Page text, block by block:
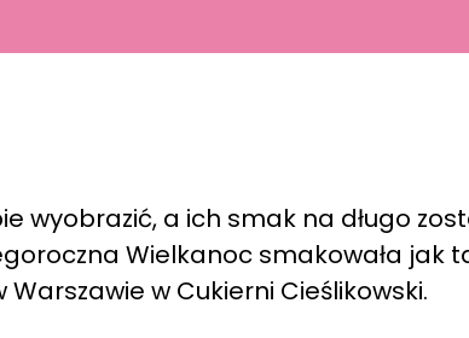
wyobrazić, a ich smak na długo
Wielkanoc smakowała jak
w Cukierni Cieślikowski.